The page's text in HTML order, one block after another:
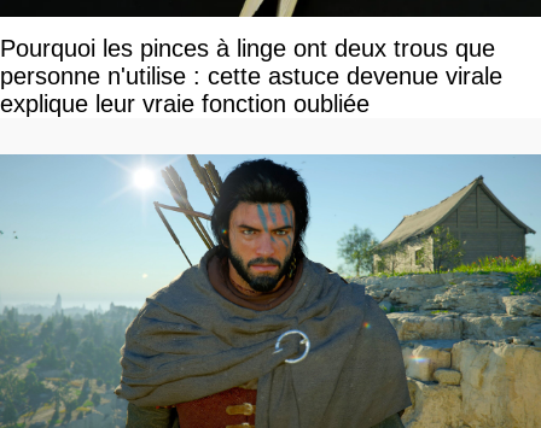
Pourquoi les pinces à linge ont deux trous que
personne n'utilise : cette astuce devenue virale
explique leur vraie fonction oubliée